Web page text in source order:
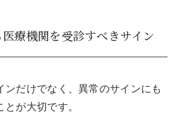
療機関を受診すべきサイン
ンだけでなく、異常のサインにも
が大切です。